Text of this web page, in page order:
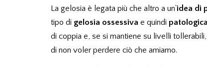
La gelosia è legata più che altro a un’idea di
tipo di gelosia ossessiva e quindi patologica
di coppia e, se si mantiene su livelli
di non voler perdere ciò che amiamo.